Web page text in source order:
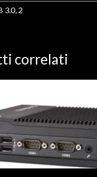
3.0, 2
correlati